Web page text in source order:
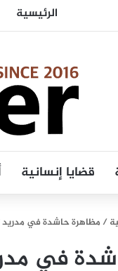
الرئيسية
قضايا إنسانية
/مظاهرة حاشدة في مدريد
في